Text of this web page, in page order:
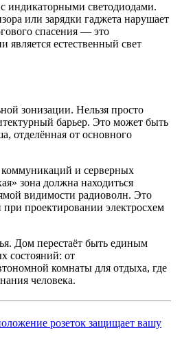
индикаторными светодиодами.
или зарядки гаджета нарушает
спасения — это
естественный свет
зонизации. Нельзя просто
барьер. Это может быть
отделённая от основного
коммуникаций и серверных
зона должна находиться
видимости радиоволн. Это
при проектировании электросхем
Дом перестаёт быть единым
состояний: от
комнаты для отдыха, где
человека.
розеток защищает вашу